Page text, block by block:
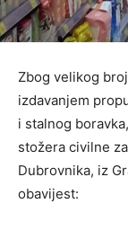
Zbog velikog
izdavanjem
i stalnog
stožera civilne
Dubrovnika, iz
obavijest: